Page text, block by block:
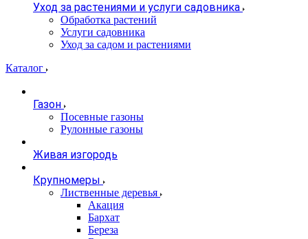
Уход за растениями и услуги садовника
Обработка растений
Услуги садовника
Уход за садом и растениями
Каталог
Газон
Посевные газоны
Рулонные газоны
Живая изгородь
Крупномеры
Лиственные деревья
Акация
Бархат
Береза